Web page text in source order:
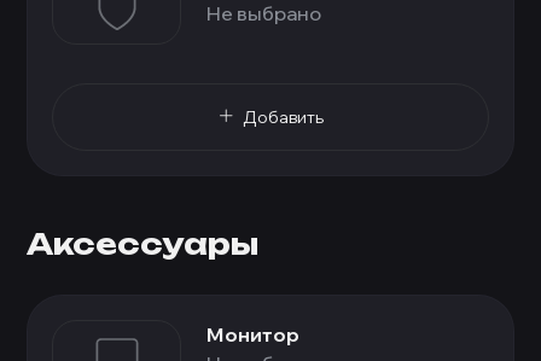
Не выбрано
Добавить
Аксессуары
Монитор